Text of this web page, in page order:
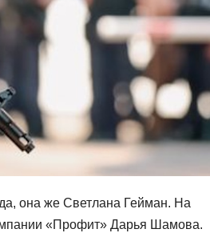
она же Светлана Гейман. На
«Профит» Дарья Шамова.